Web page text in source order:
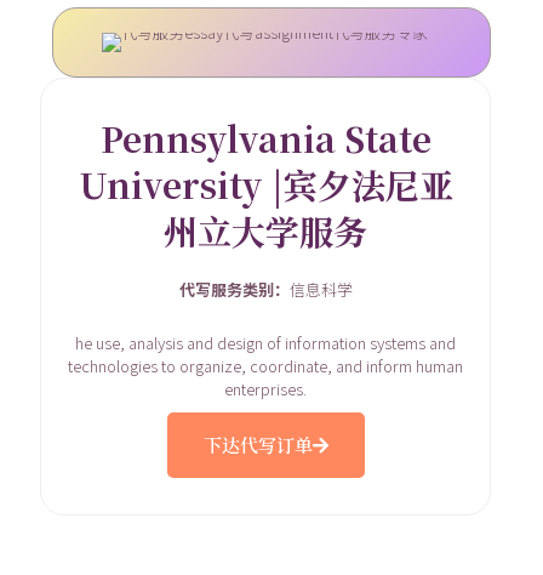
Pennsylvania State
University |宾夕法尼亚
州立大学服务
代写服务类别： 信息科学
he use, analysis and design of information systems and
technologies to organize, coordinate, and inform human
enterprises.
下达代写订单